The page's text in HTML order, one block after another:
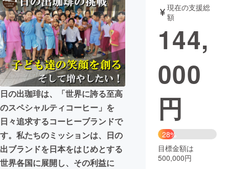
テクノロジー・ガジェット
映像・映画 書籍・雑誌
ビジネス・起業 チャレンジ
まちづくり・地域活性化
CAMPFIRE for Social Good
CAMPFIRE Creation
CAMPFIREふるさと納税machi-ya コミュニティ
日の出珈琲は、「世界に誇る至高
のスペシャルティコーヒー」を
日々追求するコーヒーブランドで
す。私たちのミッションは、日の
出ブランドを日本をはじめとする
世界各国に展開し、その利益に
現在の支援総
額
144,
000
円
28%
目標金額は
500,000円